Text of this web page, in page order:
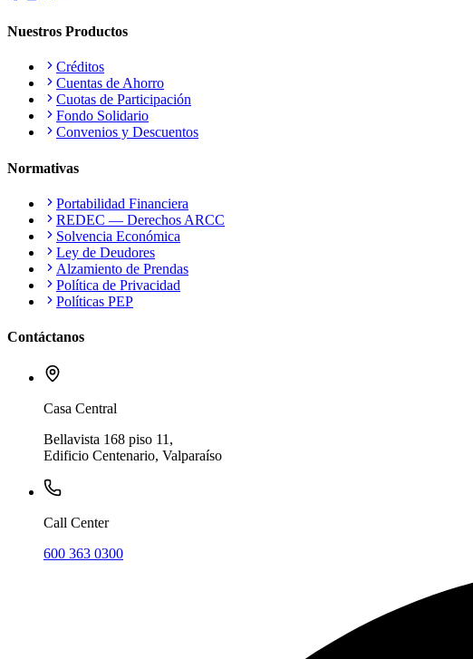
Nuestros Productos
Créditos
Cuentas de Ahorro
Cuotas de Participación
Fondo Solidario
Convenios y Descuentos
Normativas
Portabilidad Financiera
REDEC — Derechos ARCC
Solvencia Económica
Ley de Deudores
Alzamiento de Prendas
Política de Privacidad
Políticas PEP
Contáctanos
Casa Central
Bellavista 168 piso 11,
Edificio Centenario, Valparaíso
Call Center
600 363 0300